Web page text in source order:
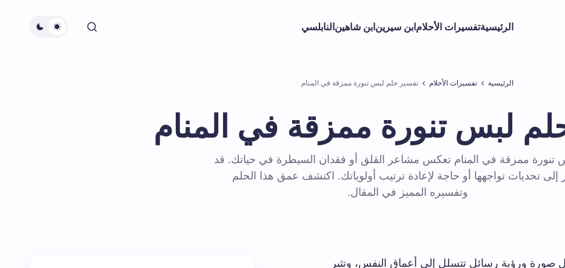
الرئيسيةتفسيرات الأحلام ابن سيرين ابن شاهين النابلسي
الرئيسية تفسيرات الأحلام تفسير حلم لبس تنورة ممزقة في المنام
لبس تنورة ممزقة في المنام
تنورة ممزقة في المنام تعكس مشاعر القلق أو فقدان السيطرة في حياتك. قد
إلى تحديات تواجهها أو حاجة لإعادة ترتيب أولوياتك. اكتشف عمق هذا الحلم
وتفسيره المميز في المقال.
صورة ورؤية رسائل تتسلل إلى أعماق النفس، وتثير